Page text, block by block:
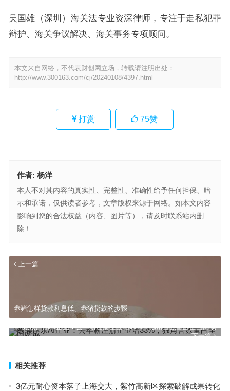
吴国雄（深圳）海关法专业资深律师，专注于走私犯罪
辩护、海关争议解决、海关事务专项顾问。
本文来自网络，不代表财创网立场，转载请注明出处：
http://www.300163.com/cj/20240108/4397.html
打赏 75赞
作者: 杨洋
本人不对其内容的真实性、完整性、准确性给予任何担保、暗
示和承诺，仅供读者参考，文章版权来源于网络。如本文内容
影响到您的合法权益（内容、图片等），请及时联系站内删
除！
上一篇
养猪怎样贷款利息低、养猪贷款的步骤
下一篇
数读广东AI企业：去年新注册企业增33%，独角兽数量占全国两成
相关推荐
3亿元耐心资本落子上海交大，紫竹高新区探索破解成果转化